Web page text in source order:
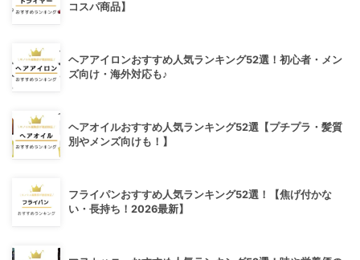
コスパ商品】
ヘアアイロンおすすめ人気ランキング52選！初心者・メン
ズ向け・海外対応も♪
ヘアオイルおすすめ人気ランキング52選【プチプラ・髪質
別やメンズ向けも！】
フライパンおすすめ人気ランキング52選！【焦げ付かな
い・長持ち！2026最新】